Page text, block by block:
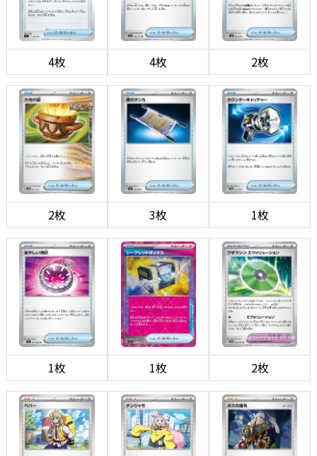
4枚 4枚 2枚
2枚 3枚 1枚
1枚 1枚 2枚